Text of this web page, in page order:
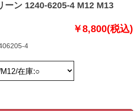
ーン 1240-6205-4 M12 M13
￥8,800(税込)
4